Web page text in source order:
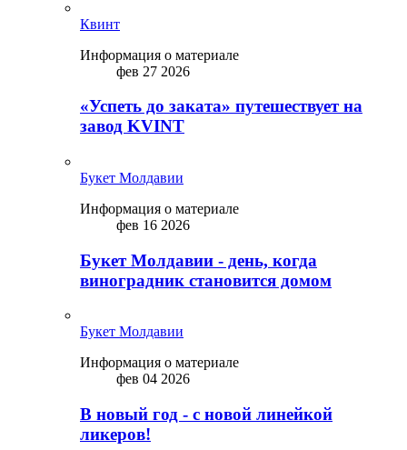
Квинт
Информация о материале
фев 27 2026
«Успеть до заката» путешествует на
завод KVINT
Букет Молдавии
Информация о материале
фев 16 2026
Букет Молдавии - день, когда
виноградник становится домом
Букет Молдавии
Информация о материале
фев 04 2026
В новый год - с новой линейкой
ликepoв!